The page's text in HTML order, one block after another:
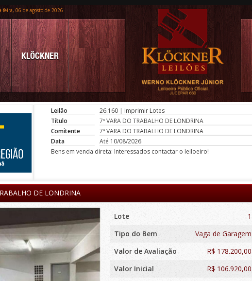
06 de agosto de 2026
KLÖCKNER
Leilão 26.160 | Imprimir Lotes
Título
7º VARA DO TRABALHO DE LONDRINA
Comitente
7ª VARA DO TRABALHO DE LONDRINA
Data
Até 10/08/2026
Bens em venda direta: Interessados contactar o leiloeiro!
DE LONDRINA
Lote
1
Tipo do Bem
Vaga de Garagem
Valor de Avaliação
R$ 178.200,00
Valor Inicial
R$ 106.920,00